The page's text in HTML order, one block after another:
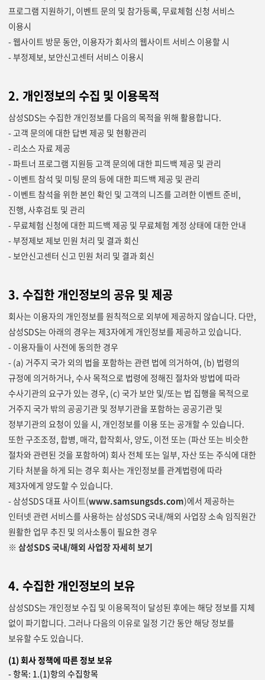
프로그램 지원하기, 이벤트 문의 및 참가등록, 무료체험 신청 서비스
이용시
- 웹사이트 방문 동안, 이용자가 회사의 웹사이트 서비스 이용할 시
- 부정제보, 보안신고센터 서비스 이용시
2. 개인정보의 수집 및 이용목적
삼성SDS는 수집한 개인정보를 다음의 목적을 위해 활용합니다.
- 고객 문의에 대한 답변 제공 및 현황관리
- 리소스 자료 제공
- 파트너 프로그램 지원등 고객 문의에 대한 피드백 제공 및 관리
- 이벤트 참석 및 미팅 문의 등에 대한 피드백 제공 및 관리
- 이벤트 참석을 위한 본인 확인 및 고객의 니즈를 고려한 이벤트 준비,
진행, 사후검토 및 관리
- 무료체험 신청에 대한 피드백 제공 및 무료체험 계정 상태에 대한 안내
- 부정제보 제보 민원 처리 및 결과 회신
- 보안신고센터 신고 민원 처리 및 결과 회신
3. 수집한 개인정보의 공유 및 제공
회사는 이용자의 개인정보를 원칙적으로 외부에 제공하지 않습니다. 다만,
삼성SDS는 아래의 경우는 제3자에게 개인정보를 제공하고 있습니다.
- 이용자들이 사전에 동의한 경우
- (a) 거주지 국가 외의 법을 포함하는 관련 법에 의거하여, (b) 법령의
규정에 의거하거나, 수사 목적으로 법령에 정해진 절차와 방법에 따라
수사기관의 요구가 있는 경우, (c) 국가 보안 및/또는 법 집행을 목적으로
거주지 국가 밖의 공공기관 및 정부기관을 포함하는 공공기관 및
정부기관의 요청이 있을 시, 개인정보를 이용 또는 공개할 수 있습니다.
또한 구조조정, 합병, 매각, 합작회사, 양도, 이전 또는 (파산 또는 비슷한
절차와 관련된 것을 포함하여) 회사 전체 또는 일부, 자산 또는 주식에 대한
기타 처분을 하게 되는 경우 회사는 개인정보를 관계법령에 따라
제3자에게 양도할 수 있습니다.
- 삼성SDS 대표 사이트(www.samsungsds.com)에서 제공하는
인터넷 관련 서비스를 사용하는 삼성SDS 국내/해외 사업장 소속 임직원간
원활한 업무 추진 및 의사소통이 필요한 경우
※ 삼성SDS 국내/해외 사업장 자세히 보기
4. 수집한 개인정보의 보유
삼성SDS는 개인정보 수집 및 이용목적이 달성된 후에는 해당 정보를 지체
없이 파기합니다. 그러나 다음의 이유로 일정 기간 동안 해당 정보를
보유할 수도 있습니다.
(1) 회사 정책에 따른 정보 보유
- 항목: 1.(1)항의 수집항목